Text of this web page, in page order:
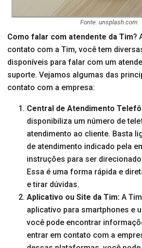
Fonte: unsplash.com
Como falar com atendente da Tim?
contato com a Tim, você tem
disponíveis para falar com um
suporte. Vejamos algumas das
contato com a empresa:
Central de Atendimento
disponibiliza um número de
atendimento ao cliente. Basta
de atendimento indicado pela
instruções para ser
Essa é uma forma rápida e
e tirar dúvidas.
Aplicativo ou Site da Tim: A
aplicativo para smartphones e
você pode encontrar
entrar em contato com a